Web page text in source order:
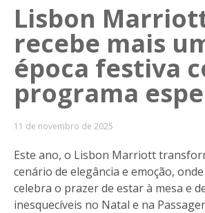
Lisbon
recebe mais
época festiva
programa
11 de novembro de 2025
Este ano, o Lisbon Marriott
cenário de elegância e emoção,
celebra o prazer de estar à mesa e
inesquecíveis no Natal e na